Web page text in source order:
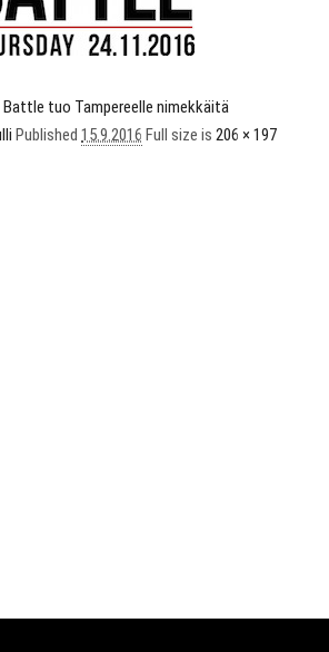
tuo Tampereelle nimekkäitä
Published 15.9.2016 Full size is 206 × 197